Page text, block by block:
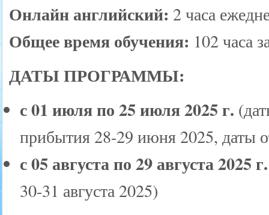
Онлайн английский: 2 часа
Общее время обучения: 102 часа
ДАТЫ ПРОГРАММЫ:
с 01 июля по 25 июля 2025 г.
прибытия 28-29 июня 2025, даты
с 05 августа по 29 августа 2025 г.
30-31 августа 2025)